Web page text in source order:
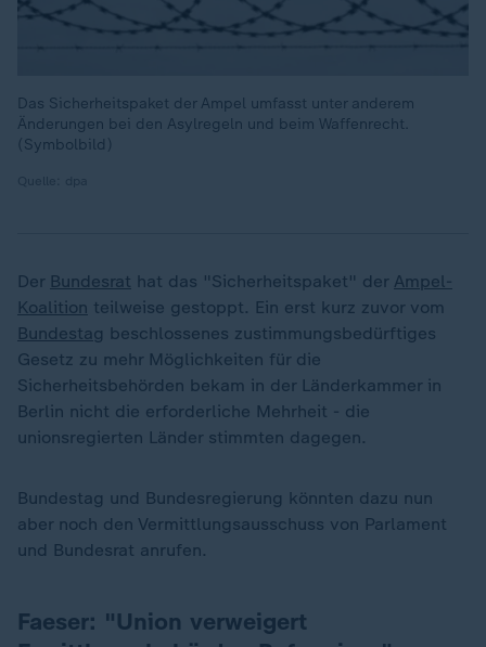
Das Sicherheitspaket der Ampel umfasst unter anderem
Änderungen bei den Asylregeln und beim Waffenrecht.
(Symbolbild)
Der Bundesrat hat das "Sicherheitspaket" der Ampel-
Koalition teilweise gestoppt. Ein erst kurz zuvor vom
Bundestag beschlossenes zustimmungsbedürftiges
Gesetz zu mehr Möglichkeiten für die
Sicherheitsbehörden bekam in der Länderkammer in
Berlin nicht die erforderliche Mehrheit - die
unionsregierten Länder stimmten dagegen.
Bundestag und Bundesregierung könnten dazu nun
aber noch den Vermittlungsausschuss von Parlament
und Bundesrat anrufen.
Faeser: "Union verweigert